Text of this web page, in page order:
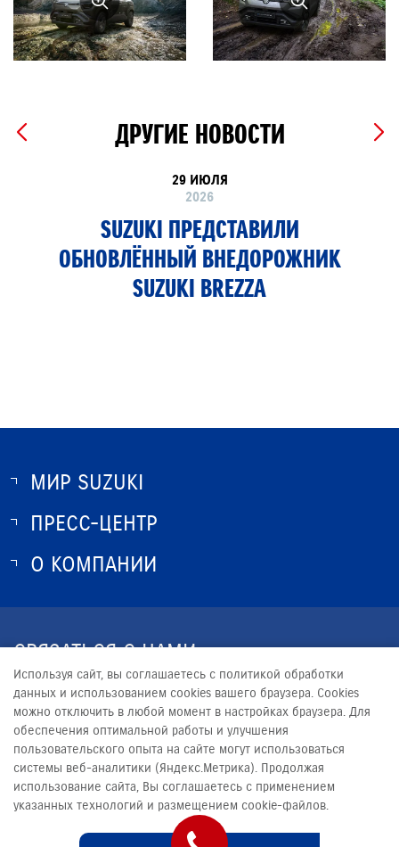
ДРУГИЕ НОВОСТИ
29 ИЮЛЯ
2026
SUZUKI ПРЕДСТАВИЛИ
ОБНОВЛЁННЫЙ ВНЕДОРОЖНИК
SUZUKI BREZZA
МИР SUZUKI
О SUZUKI
ПРЕСС-ЦЕНТР
НОВОСТИ
О КОМПАНИИ
СВЯЗАТЬСЯ С НАМИ
+7 (846) 331-33-22
PROMO@AVTOMIR.RU
© 2026
Сделано в ПЕРКС
Используя сайт, вы соглашаетесь с политикой обработки
данных и использованием cookies вашего браузера. Cookies
можно отключить в любой момент в настройках браузера. Для
обеспечения оптимальной работы и улучшения
пользовательского опыта на сайте могут использоваться
системы веб-аналитики (Яндекс.Метрика). Продолжая
использование сайта, Вы соглашаетесь с применением
указанных технологий и размещением cookie-файлов.